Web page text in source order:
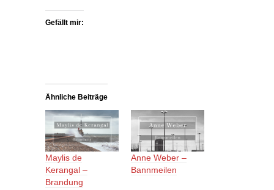
Gefällt mir:
Ähnliche Beiträge
Maylis de
Kerangal –
Brandung
Anne Weber –
Bannmeilen